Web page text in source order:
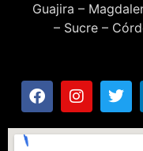
Guajira –
– Sucre –